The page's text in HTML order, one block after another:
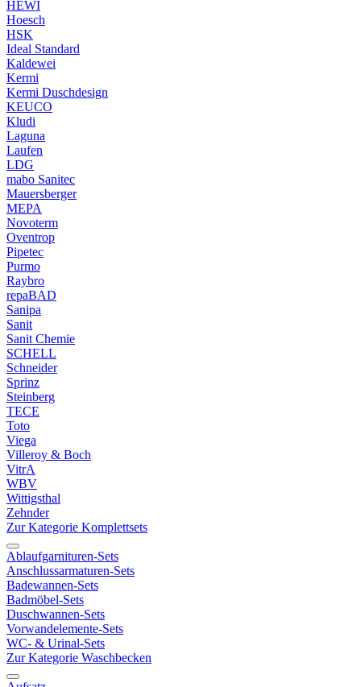
HEWI
Hoesch
HSK
Ideal Standard
Kaldewei
Kermi
Kermi Duschdesign
KEUCO
Kludi
Laguna
Laufen
LDG
mabo Sanitec
Mauersberger
MEPA
Novoterm
Oventrop
Pipetec
Purmo
Raybro
repaBAD
Sanipa
Sanit
Sanit Chemie
SCHELL
Schneider
Sprinz
Steinberg
TECE
Toto
Viega
Villeroy & Boch
VitrA
WBV
Wittigsthal
Zehnder
Zur Kategorie Komplettsets
Ablaufgarnituren-Sets
Anschlussarmaturen-Sets
Badewannen-Sets
Badmöbel-Sets
Duschwannen-Sets
Vorwandelemente-Sets
WC- & Urinal-Sets
Zur Kategorie Waschbecken